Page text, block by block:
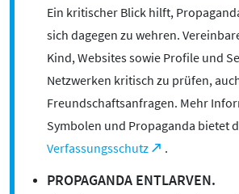
Ein kritischer Blick hilft,
sich dagegen zu wehren.
Kind, Websites sowie Profile und
Netzwerken kritisch zu prüfen,
Freundschaftsanfragen. Mehr
Symbolen und Propaganda bietet
Verfassungsschutz
.
PROPAGANDA ENTLARVEN.